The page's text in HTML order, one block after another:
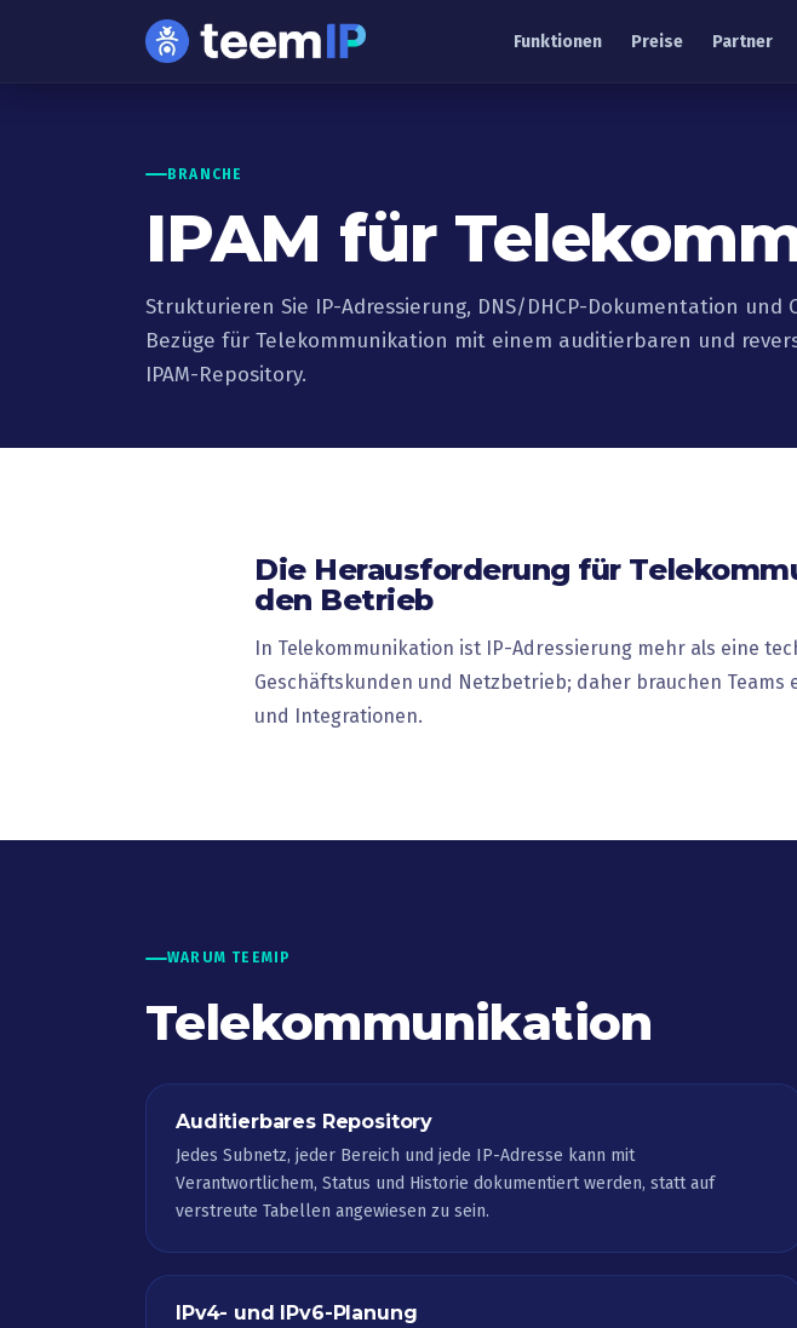
Funktionen
Preise Partner
BRANCHE
IPAM für
Strukturieren Sie IP-Adressierung, DNS/DHCP-Dokumentation und
Bezüge für Telekommunikation mit einem auditierbaren und
IPAM-Repository.
Die Herausforderung für
den Betrieb
In Telekommunikation ist IP-Adressierung mehr als eine
Geschäftskunden und Netzbetrieb; daher brauchen
und Integrationen.
WARUM TEEMIP
Telekommunikation
Auditierbares Repository
Jedes Subnetz, jeder Bereich und jede IP-Adresse kann mit
Verantwortlichem, Status und Historie dokumentiert werden, statt auf
verstreute Tabellen angewiesen zu sein.
IPv4- und IPv6-Planung